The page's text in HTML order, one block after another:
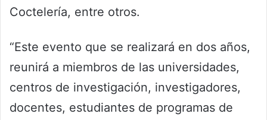
Coctelería, entre otros.
“Este evento que se realizará en dos años,
reunirá a miembros de las universidades,
centros de investigación, investigadores,
docentes, estudiantes de programas de